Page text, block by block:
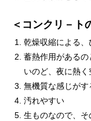
＜コンクリ－ト
乾燥収縮による
蓄熱作用がある
いのど、夜に熱く
無機質な感じがす
汚れやすい
生ものなので、そ